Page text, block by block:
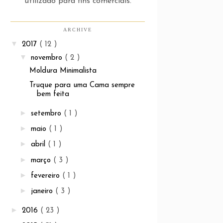
ARCHIVE
▼ 2017 ( 12 )
▼ novembro ( 2 )
Moldura Minimalista
Truque para uma Cama sempre
bem feita
► setembro ( 1 )
► maio ( 1 )
► abril ( 1 )
► março ( 3 )
► fevereiro ( 1 )
► janeiro ( 3 )
► 2016 ( 23 )